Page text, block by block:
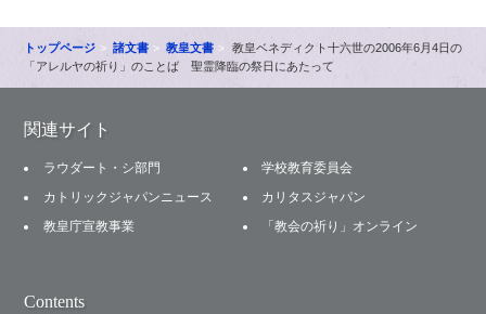
トップページ 諸文書 教皇文書
教皇ベネディクト十六世の2006年6月4日の
「アレルヤの祈り」のことば 聖霊降臨の祭日にあたって
関連サイト
ラウダート・シ部門
学校教育委員会
カトリックジャパンニュース
カリタスジャパン
教皇庁宣教事業
「教会の祈り」オンライン
Contents